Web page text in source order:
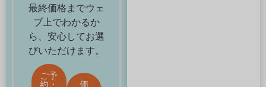
最終価格までウェ
ブ上でわかるか
ら、安心してお選
びいただけます。
ご予
約・
価